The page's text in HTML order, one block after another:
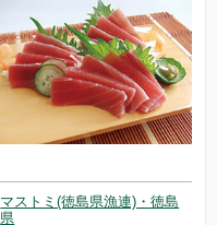
マストミ(徳島県漁連)・徳島
県